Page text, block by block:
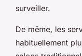
surveiller.
De même, les
habituellement